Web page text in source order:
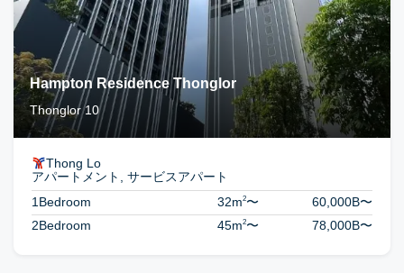
Hampton Residence Thonglor
Thonglor 10
Thong Lo
アパートメント, サービスアパート
1Bedroom
32m2〜 60,000B〜
2Bedroom
45m2〜 78,000B〜